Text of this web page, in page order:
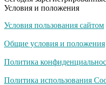
Условия и положения
Условия пользования сайтом
Общие условия и положения
Политика
Политика использования